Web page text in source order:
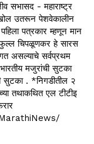
सभासद - महाराष्ट्र
खोल उतरून पेशवेकालीन
पहिला पत्रकार म्हणून मान
चिपळूणकर हे सारस
असल्याचे सर्वप्रथम
मजुरांची सुटका
सुटका . *निगडीतील २
तथाकथित एल टीटीइ